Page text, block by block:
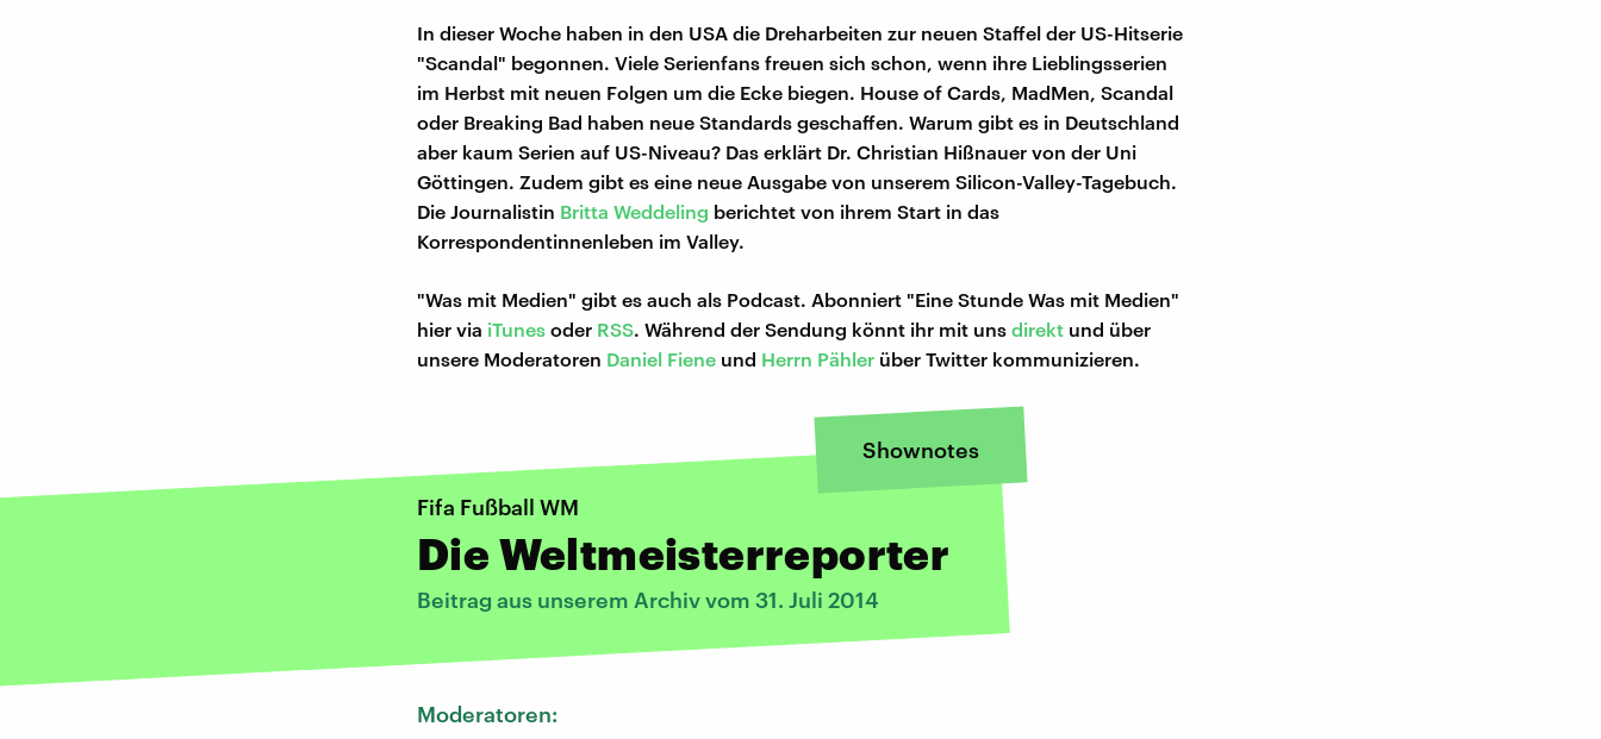
In dieser Woche haben in den USA die Dreharbeiten zur neuen Staffel der US-Hitserie
"Scandal" begonnen. Viele Serienfans freuen sich schon, wenn ihre Lieblingsserien
im Herbst mit neuen Folgen um die Ecke biegen. House of Cards, MadMen, Scandal
oder Breaking Bad haben neue Standards geschaffen. Warum gibt es in Deutschland
aber kaum Serien auf US-Niveau? Das erklärt Dr. Christian Hißnauer von der Uni
Göttingen. Zudem gibt es eine neue Ausgabe von unserem Silicon-Valley-Tagebuch.
Die Journalistin Britta Weddeling berichtet von ihrem Start in das
Korrespondentinnenleben im Valley.
"Was mit Medien" gibt es auch als Podcast. Abonniert "Eine Stunde Was mit Medien"
hier via iTunes oder RSS. Während der Sendung könnt ihr mit uns direkt und über
unsere Moderatoren Daniel Fiene und Herrn Pähler über Twitter kommunizieren.
Shownotes
Fifa Fußball WM
Die Weltmeisterreporter
Beitrag aus unserem Archiv vom 31. Juli 2014
Moderatoren: